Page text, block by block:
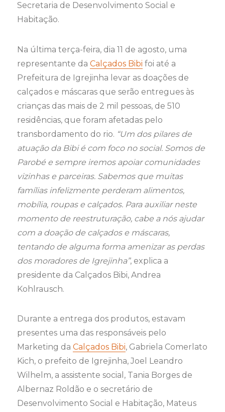
Secretaria de Desenvolvimento Social e
Habitação.
Na última terça-feira, dia 11 de agosto, uma
representante daCalçados Bibi foi até a
Prefeitura de Igrejinha levar as doações de
calçados e máscaras que serão entregues às
crianças das mais de 2 mil pessoas, de 510
residências, que foram afetadas pelo
transbordamento do rio. “Um dos pilares de
atuação da Bibi é com foco no social. Somos de
Parobé e sempre iremos apoiar comunidades
vizinhas e parceiras. Sabemos que muitas
famílias infelizmente perderam alimentos,
mobília, roupas e calçados. Para auxiliar neste
momento de reestruturação, cabe a nós ajudar
com a doação de calçados e máscaras,
tentando de alguma forma amenizar as perdas
dos moradores de Igrejinha”, explica a
presidente da Calçados Bibi, Andrea
Kohlrausch.
Durante a entrega dos produtos, estavam
presentes uma das responsáveis pelo
Marketing daCalçados Bibi, Gabriela Comerlato
Kich, o prefeito de Igrejinha, Joel Leandro
Wilhelm, a assistente social, Tania Borges de
Albernaz Roldão e o secretário de
Desenvolvimento Social e Habitação, Mateus